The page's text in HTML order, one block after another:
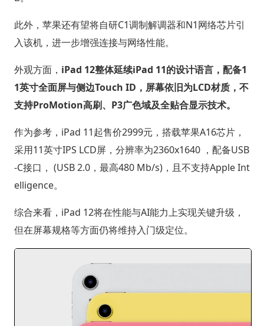
此外，苹果还有望将自研C1调制解调器和N1网络芯片引
入该机，进一步增强连接与网络性能。
外观方面， iPad 12整体延续iPad 11的设计语言，配备1
1英寸全面屏与侧边Touch ID，屏幕依旧为LCD材质，不
支持ProMotion高刷、P3广色域及全贴合显示技术。
作为参考，iPad 11起售价2999元，搭载苹果A16芯片，
采用11英寸IPS LCD屏，分辨率为2360x1640 ，配备USB
-C接口， (USB 2.0，最高480 Mb/s)，且不支持Apple Int
elligence。
综合来看，iPad 12将在性能与AI能力上实现关键升级，
但在屏幕规格等方面仍将维持入门级定位。